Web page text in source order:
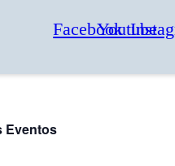
FacebookYoutube
Eventos